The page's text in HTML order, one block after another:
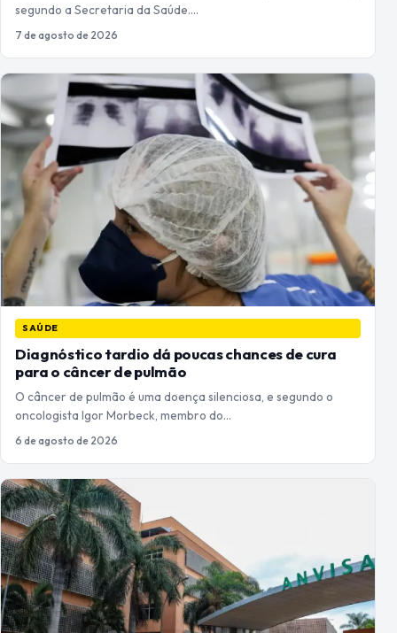
segundo a Secretaria da Saúde.…
7 de agosto de 2026
SAÚDE
Diagnóstico tardio dá poucas chances de cura
para o câncer de pulmão
O câncer de pulmão é uma doença silenciosa, e segundo o
oncologista Igor Morbeck, membro do…
6 de agosto de 2026